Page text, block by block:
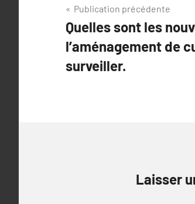
Navigation
de
l’article
Publication précédente
Quelles sont les
l’aménagement de
surveiller.
Laisser